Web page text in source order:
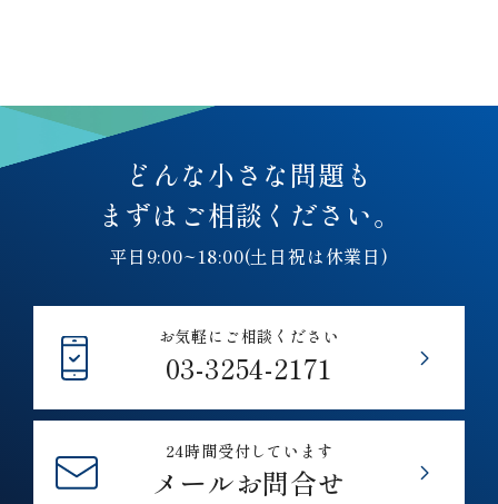
どんな小さな問題も
まずはご相談ください。
平日9:00~18:00(土日祝は休業日)
お気軽にご相談ください
03-3254-2171
24時間受付しています
メールお問合せ